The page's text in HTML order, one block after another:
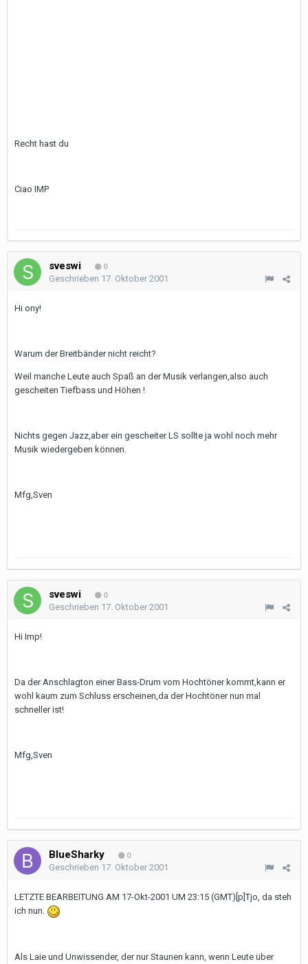
Recht hast du
Ciao IMP
sveswi 0
Geschrieben 17. Oktober 2001
Hi ony!
Warum der Breitbänder nicht reicht?
Weil manche Leute auch Spaß an der Musik verlangen,also auch
gescheiten Tiefbass und Höhen !
Nichts gegen Jazz,aber ein gescheiter LS sollte ja wohl noch mehr
Musik wiedergeben können.
Mfg,Sven
sveswi 0
Geschrieben 17. Oktober 2001
Hi Imp!
Da der Anschlagton einer Bass-Drum vom Hochtöner kommt,kann er
wohl kaum zum Schluss erscheinen,da der Hochtöner nun mal
schneller ist!
Mfg,Sven
BlueSharky 0
Geschrieben 17. Oktober 2001
LETZTE BEARBEITUNG AM 17-Okt-2001 UM 23:15 (GMT) [p]Tjo, da steh
ich nun.
Als Laie und Unwissender, der nur Staunen kann, wenn Leute über